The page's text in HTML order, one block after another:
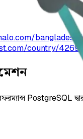
country/
PostgreSQL দ্বারা